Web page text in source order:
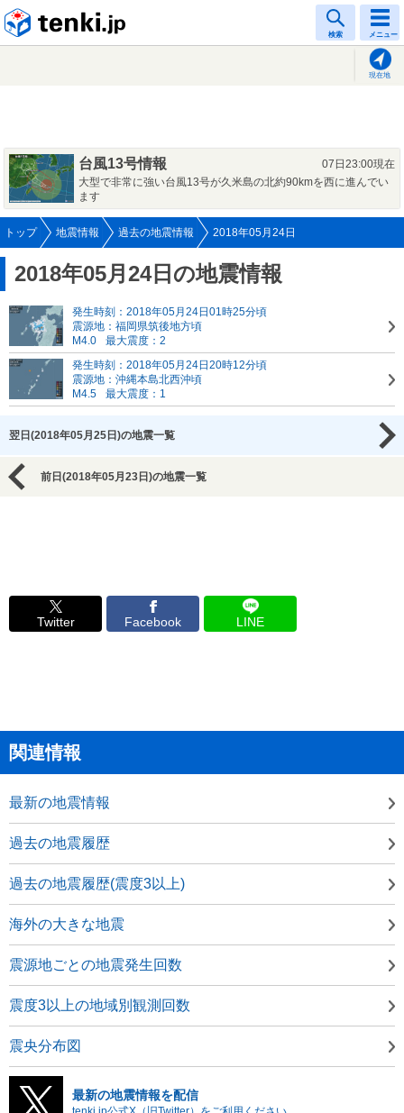
検索 メニュー
現在地
台風13号情報
07日23:00現在
大型で非常に強い台風13号が久米島の北約90kmを西に進んでい
ます
トップ 地震情報 過去の地震情報 2018年05月24日
2018年05月24日の地震情報
発生時刻：2018年05月24日01時25分頃
震源地：福岡県筑後地方頃
M4.0
最大震度：2
発生時刻：2018年05月24日20時12分頃
震源地：沖縄本島北西沖頃
M4.5
最大震度：1
翌日(2018年05月25日)の地震一覧
前日(2018年05月23日)の地震一覧
Twitter Facebook LINE
関連情報
最新の地震情報
過去の地震履歴
過去の地震履歴(震度3以上)
海外の大きな地震
震源地ごとの地震発生回数
震度3以上の地域別観測回数
震央分布図
最新の地震情報を配信